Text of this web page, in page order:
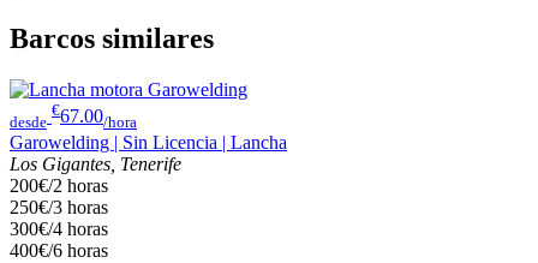
Barcos similares
desde
€67.00/hora
Garowelding | Sin Licencia | Lancha
Los Gigantes, Tenerife
200€/2 horas
250€/3 horas
300€/4 horas
400€/6 horas